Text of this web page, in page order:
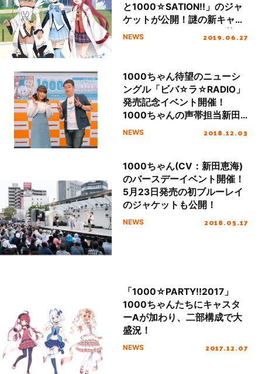
と1000☆SATION!!」のジャ
ケットが公開！謎の新キャラ
クター、N.O.L.L（CV：茅原
NEWS 2019.06.27
1000ちゃん待望のニューシ
ングル「ビバ☆ラ☆RADIO」
発売記念イベント開催！
1000ちゃんの声帯担当新田
恵海とキャスターＡ役の白石
NEWS 2018.12.03
1000ちゃん(CV：新田恵海)
のバースデーイベント開催！
5月23日発売の初ブルーレイ
のジャケットも公開！
NEWS 2018.05.17
「1000☆PARTY!!2017」
1000ちゃんたちにキャスタ
ーAが加わり、二部構成で大
盛況！
NEWS 2017.12.07